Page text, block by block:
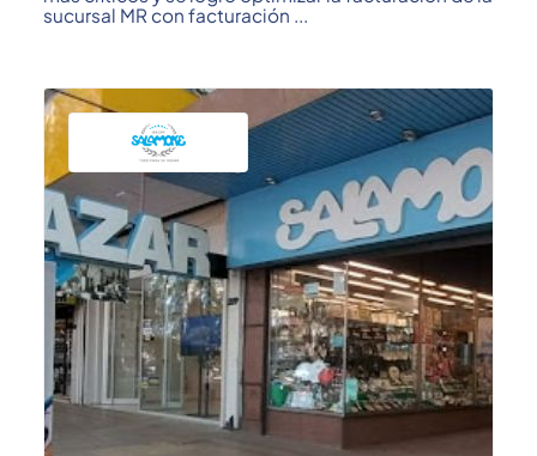
sucursal MR con facturación ...